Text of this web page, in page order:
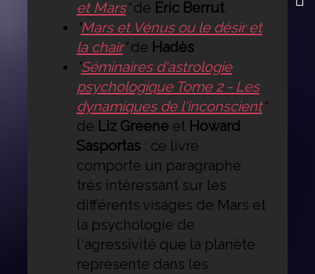
et Mars"de Eric Berrut
"Mars et Vénus ou le désir et
la chair"de Hadès
"Séminaires d'astrologie
psychologique Tome 2 - Les
dynamiques de l'inconscient"
de Liz Greeneet Howard
Sasportas: ce livre
comporte un paragraphe
très intéressant sur les
différents visages de Mars et
la psychologie de
l'agressivité que la planète
représente dans les